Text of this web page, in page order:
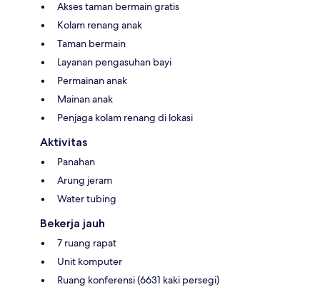
Akses taman bermain gratis
Kolam renang anak
Taman bermain
Layanan pengasuhan bayi
Permainan anak
Mainan anak
Penjaga kolam renang di lokasi
Aktivitas
Panahan
Arung jeram
Water tubing
Bekerja jauh
7 ruang rapat
Unit komputer
Ruang konferensi (6631 kaki persegi)